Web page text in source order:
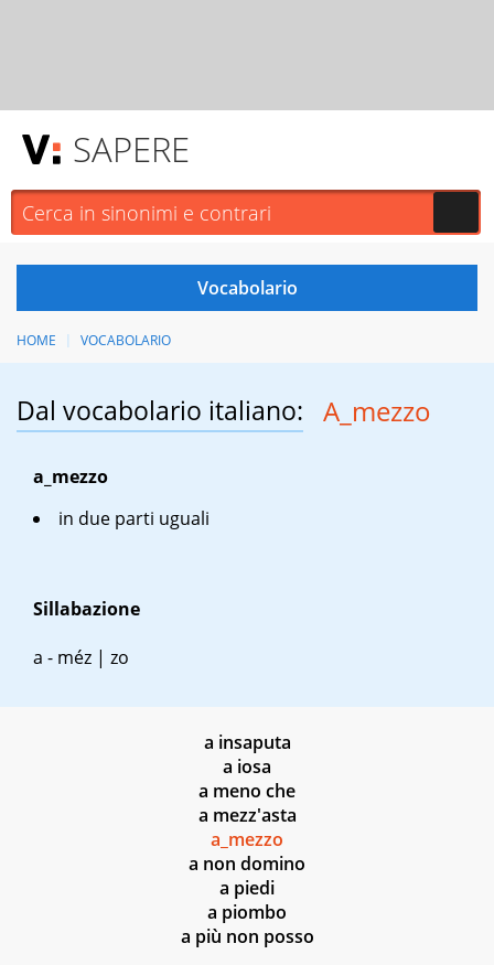
SAPERE
HOME VOCABOLARIO
Dal vocabolario italiano: A_mezzo
a_mezzo
in due parti uguali
Sillabazione
a - méz | zo
a insaputa
a iosa
a meno che
a mezz'asta
a_mezzo
a non domino
a piedi
a piombo
a più non posso